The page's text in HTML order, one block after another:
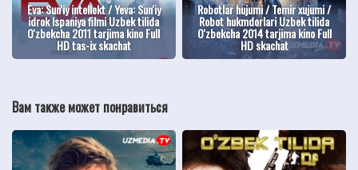
Eva: Sun'iy intellekt / Yeva: Sun'iy
idrok Ispaniya filmi Uzbek tilida
O'zbekcha 2011 tarjima kino Full
HD tas-ix skachat
Robotlar hujumi / Temir xujumi /
Robot hukmdorlari Uzbek tilida
O'zbekcha 2014 tarjima kino Full
HD skachat
Вам также может понравиться